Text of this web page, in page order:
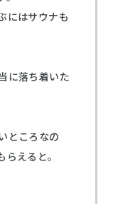
にはサウナも
に落ち着いた
ところなの
えると。